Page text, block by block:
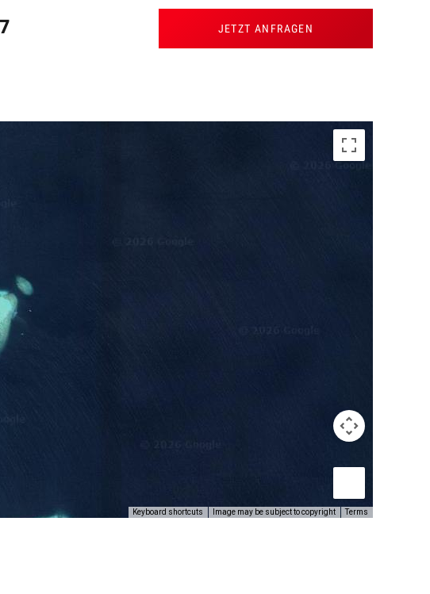
JETZT ANFRAGEN
Keyboard shortcuts Image may be subject to copyright Terms